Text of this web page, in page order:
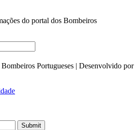
do portal dos Bombeiros
Portugueses | Desenvolvido por
Submit